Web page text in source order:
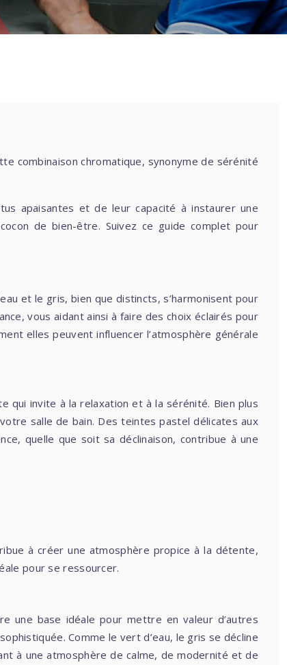
apaisantes et de leur capacité à instaurer une
de bien-être. Suivez ce guide complet pour
et le gris, bien que distincts, s’harmonisent pour
vous aidant ainsi à faire des choix éclairés pour
elles peuvent influencer l’atmosphère générale
qui invite à la relaxation et à la sérénité. Bien plus
salle de bain. Des teintes pastel délicates aux
quelle que soit sa déclinaison, contribue à une
à créer une atmosphère propice à la détente,
pour se ressourcer.
une base idéale pour mettre en valeur d’autres
Comme le vert d’eau, le gris se décline
à une atmosphère de calme, de modernité et de